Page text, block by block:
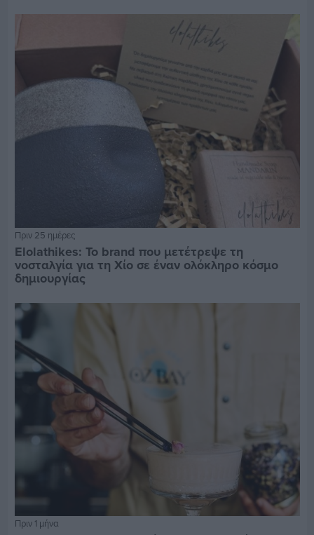
Πριν 25 ημέρες
Elolathikes: Το brand που μετέτρεψε τη
νοσταλγία για τη Χίο σε έναν ολόκληρο κόσμο
δημιουργίας
Πριν 1 μήνα